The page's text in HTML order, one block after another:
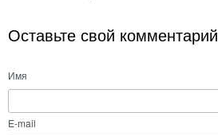
Оставьте свой комментарий
Имя
E-mail